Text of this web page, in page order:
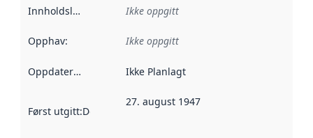
Innholdsleverandører :
Ikke oppgitt
Opphav: Ikke oppgitt
Oppdateringsfrekvens :
Ikke Planlagt
Først utgitt:Denne datoen sier når dataene i dette
27. august 1947